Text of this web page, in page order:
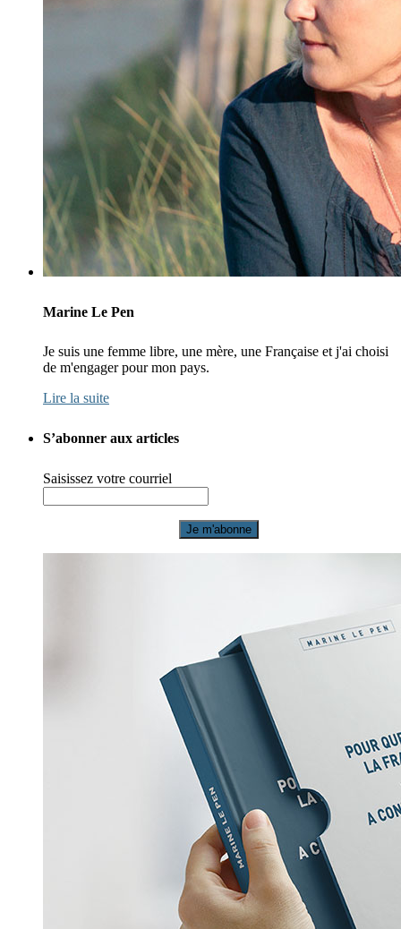
Marine Le Pen
Je suis une femme libre, une mère, une Française et j'ai choisi
de m'engager pour mon pays.
Lire la suite
S’abonner aux articles
Saisissez votre courriel
Je m'abonne